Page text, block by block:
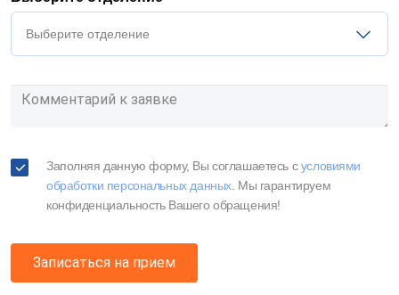
Выберите отделение
Заполняя данную форму, Вы соглашаетесь cусловиями
обработки персональных данных. Мы гарантируем
конфиденциальность Вашего обращения!
Записаться на прием